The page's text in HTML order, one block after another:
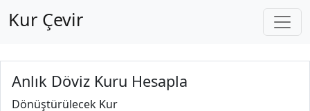
Kur Çevir
Anlık Döviz Kuru Hesapla
Dönüştürülecek Kur